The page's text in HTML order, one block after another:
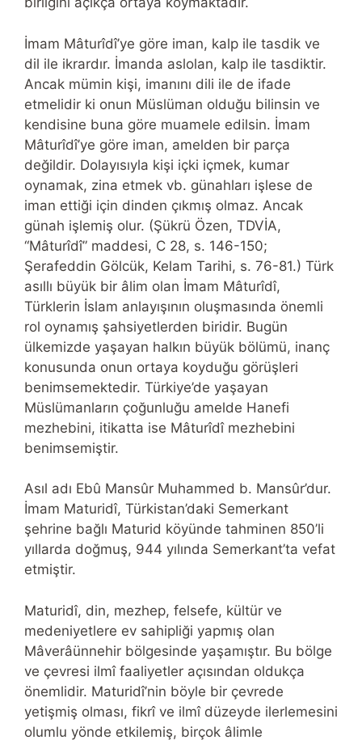
İmam Mâturîdî’ye göre iman, kalp ile tasdik ve
dil ile ikrardır. İmanda aslolan, kalp ile tasdiktir.
Ancak mümin kişi, imanını dili ile de ifade
etmelidir ki onun Müslüman olduğu bilinsin ve
kendisine buna göre muamele edilsin. İmam
Mâturîdî’ye göre iman, amelden bir parça
değildir. Dolayısıyla kişi içki içmek, kumar
oynamak, zina etmek vb. günahları işlese de
iman ettiği için dinden çıkmış olmaz. Ancak
günah işlemiş olur. (Şükrü Özen, TDVİA,
“Mâturîdî” maddesi, C 28, s. 146-150;
Şerafeddin Gölcük, Kelam Tarihi, s. 76-81.) Türk
asıllı büyük bir âlim olan İmam Mâturîdî,
Türklerin İslam anlayışının oluşmasında önemli
rol oynamış şahsiyetlerden biridir. Bugün
ülkemizde yaşayan halkın büyük bölümü, inanç
konusunda onun ortaya koyduğu görüşleri
benimsemektedir. Türkiye’de yaşayan
Müslümanların çoğunluğu amelde Hanefi
mezhebini, itikatta ise Mâturîdî mezhebini
benimsemiştir.
Asıl adı Ebû Mansûr Muhammed b. Mansûr’dur.
İmam Maturidî, Türkistan’daki Semerkant
şehrine bağlı Maturid köyünde tahminen 850’li
yıllarda doğmuş, 944 yılında Semerkant’ta vefat
etmiştir.
Maturidî, din, mezhep, felsefe, kültür ve
medeniyetlere ev sahipliği yapmış olan
Mâverâünnehir bölgesinde yaşamıştır. Bu bölge
ve çevresi ilmî faaliyetler açısından oldukça
önemlidir. Maturidî’nin böyle bir çevrede
yetişmiş olması, fikrî ve ilmî düzeyde ilerlemesini
olumlu yönde etkilemiş, birçok âlimle